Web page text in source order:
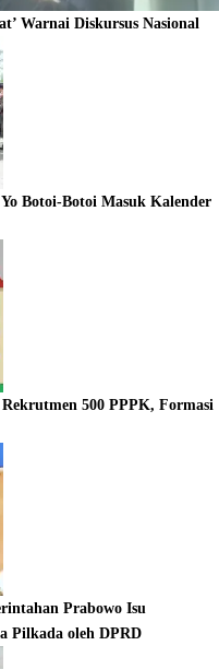
Warnai Diskursus Nasional
Botoi-Botoi Masuk Kalender
500 PPPK, Formasi
Prabowo Isu
Pilkada oleh DPRD